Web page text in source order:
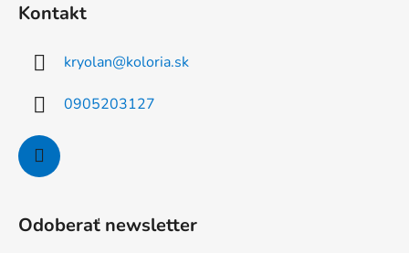
Kontakt
kryolan@koloria.sk
0905203127
Odoberať newsletter